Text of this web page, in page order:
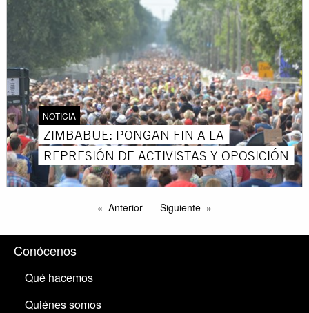
NOTICIA
ZIMBABUE: PONGAN FIN A LA
REPRESIÓN DE ACTIVISTAS Y OPOSICIÓN
Anterior Siguiente
Conócenos
Qué hacemos
Quiénes somos